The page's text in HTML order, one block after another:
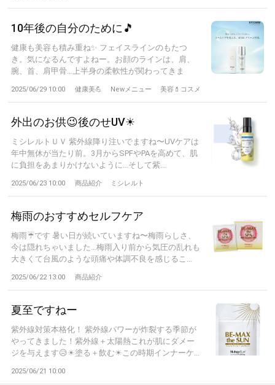
10年後の自分のために🎵
健康も美容も積み重ね✨ フェイスラインのもたつ
き。気になるんですよねー。お顔のラインは、肩、
腕、首、肩甲骨…上半身の柔軟性が関わってきま
2025/06/29 10:00 健康美💪 Newメニュー 美容💄コスメ
外出のお供😉後のせUV☀
ミシレルトＵＶ 紫外線降り注いでますね〜UVケアは
年中無休が当たり前。3月からSPFやPAを高めて、肌
に負担をあまりかけないように…そして紫...
2025/06/23 10:00 商品紹介 ミシレルト
梅雨のおすすめセルフケア
梅雨☔です 暑い日が続いていますね〜梅雨らしさ、
今は隠れちゃいました…梅雨入り前から気圧の乱れも
大きくて台風のような頭痛や体調不良を感じるこ...
2025/06/22 13:00 商品紹介
夏至ですねー
紫外線対策本格化！ 紫外線パワーが炸裂する季節が
やってきました！紫外線＋太陽熱これが肌にダメー
ジを与えます😥☀塗る＋飲む☀この時期インナーケ...
2025/06/21 10:00